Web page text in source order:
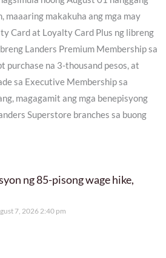
maaaring makakuha ang mga may
Card at Loyalty Card Plus ng libreng
Landers Premium Membership sa
purchase na 3-thousand pesos, at
sa Executive Membership sa
magagamit ang mga benepisyong
Superstore branches sa buong
ng 85-pisong wage hike,
7, 2026 2:40 pm